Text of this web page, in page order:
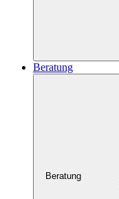
Beratung
Beratung